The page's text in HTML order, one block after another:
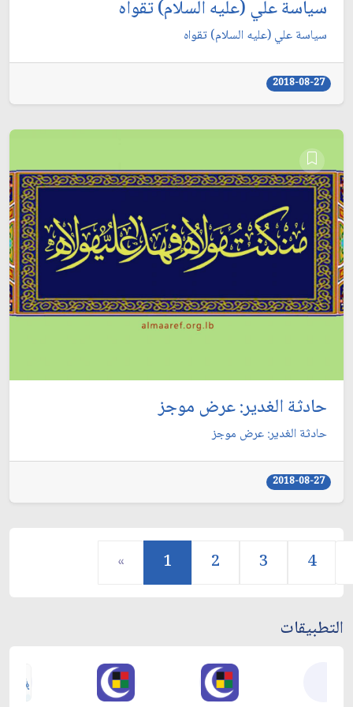
سياسة علي (عليه السلام) تقواه
سياسة علي (عليه السلام) تقواه
2018-08-27
حادثة الغدير: عرض موجز
حادثة الغدير: عرض موجز
2018-08-27
« 1 2 3 4
التطبيقات